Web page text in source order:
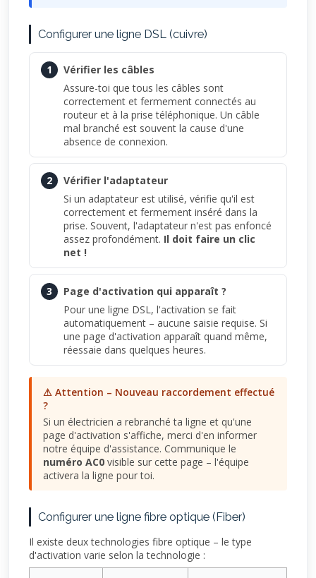
Configurer une ligne DSL (cuivre)
1
Vérifier les câbles
Assure-toi que tous les câbles sont
correctement et fermement connectés au
routeur et à la prise téléphonique. Un câble
mal branché est souvent la cause d'une
absence de connexion.
2
Vérifier l'adaptateur
Si un adaptateur est utilisé, vérifie qu'il est
correctement et fermement inséré dans la
prise. Souvent, l'adaptateur n'est pas enfoncé
assez profondément. Il doit faire un clic
net !
3
Page d'activation qui apparaît ?
Pour une ligne DSL, l'activation se fait
automatiquement – aucune saisie requise. Si
une page d'activation apparaît quand même,
réessaie dans quelques heures.
⚠ Attention – Nouveau raccordement effectué
?
Si un électricien a rebranché ta ligne et qu'une
page d'activation s'affiche, merci d'en informer
notre équipe d'assistance. Communique le
numéro AC0 visible sur cette page – l'équipe
activera la ligne pour toi.
Configurer une ligne fibre optique (Fiber)
Il existe deux technologies fibre optique – le type
d'activation varie selon la technologie :